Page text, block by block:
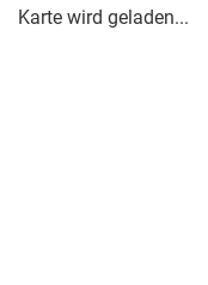
Karte wird geladen...